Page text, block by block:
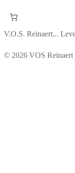
V.O.S. Reinaert...
© 2026 VOS